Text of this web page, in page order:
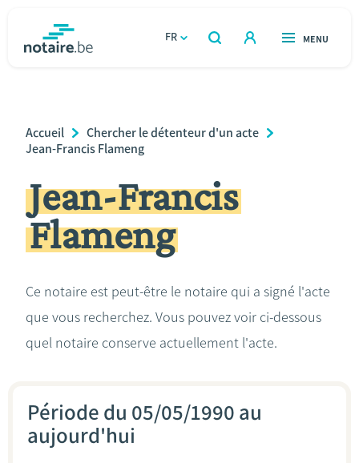
FR
OUVERT
RECHERCHER
OUVERT
MENU
Relations et vivre ensemble
Héritage et donations
Entreprendre
Calculateurs
Breadcrumb
Accueil
Chercher le détenteur d'un acte
Jean-Francis Flameng
Jean-Francis
Flameng
Ce notaire est peut-être le notaire qui a signé l'acte
que vous recherchez. Vous pouvez voir ci-dessous
quel notaire conserve actuellement l'acte.
Période du 05/05/1990 au
aujourd'hui